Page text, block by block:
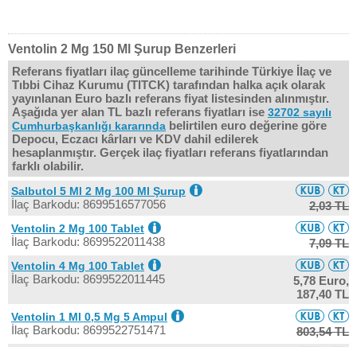
Ventolin 2 Mg 150 Ml Şurup Benzerleri
Referans fiyatları ilaç güncelleme tarihinde Türkiye İlaç ve
Tıbbi Cihaz Kurumu (TITCK) tarafından halka açık olarak
yayınlanan Euro bazlı referans fiyat listesinden alınmıştır.
Aşağıda yer alan TL bazlı referans fiyatları ise 32702 sayılı
Cumhurbaşkanlığı kararında belirtilen euro değerine göre
Depocu, Eczacı kârları ve KDV dahil edilerek
hesaplanmıştır. Gerçek ilaç fiyatları referans fiyatlarından
farklı olabilir.
Salbutol 5 Ml 2 Mg 100 Ml Şurup
İlaç Barkodu: 8699516577056 2,03 TL
Ventolin 2 Mg 100 Tablet
İlaç Barkodu: 8699522011438 7,09 TL
Ventolin 4 Mg 100 Tablet
İlaç Barkodu: 8699522011445
5,78 Euro,
187,40 TL
Ventolin 1 Ml 0,5 Mg 5 Ampul
İlaç Barkodu: 8699522751471 803,54 TL